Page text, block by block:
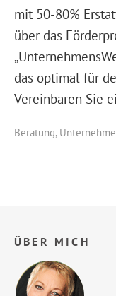
mit 50-80%
über das
das optimal für
Vereinbaren Sie
Beratung,
ÜBER MICH